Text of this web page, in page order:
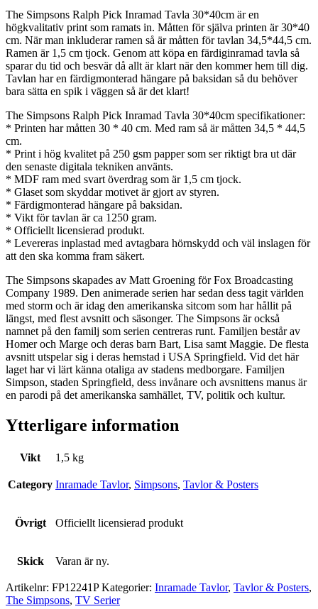
The Simpsons Ralph Pick Inramad Tavla 30*40cm är en
högkvalitativ print som ramats in. Måtten för själva printen är 30*40
cm. När man inkluderar ramen så är måtten för tavlan 34,5*44,5 cm.
Ramen är 1,5 cm tjock. Genom att köpa en färdiginramad tavla så
sparar du tid och besvär då allt är klart när den kommer hem till dig.
Tavlan har en färdigmonterad hängare på baksidan så du behöver
bara sätta en spik i väggen så är det klart!
The Simpsons Ralph Pick Inramad Tavla 30*40cm specifikationer:
* Printen har måtten 30 * 40 cm. Med ram så är måtten 34,5 * 44,5
cm.
* Print i hög kvalitet på 250 gsm papper som ser riktigt bra ut där
den senaste digitala tekniken använts.
* MDF ram med svart överdrag som är 1,5 cm tjock.
* Glaset som skyddar motivet är gjort av styren.
* Färdigmonterad hängare på baksidan.
* Vikt för tavlan är ca 1250 gram.
* Officiellt licensierad produkt.
* Levereras inplastad med avtagbara hörnskydd och väl inslagen för
att den ska komma fram säkert.
The Simpsons skapades av Matt Groening för Fox Broadcasting
Company 1989. Den animerade serien har sedan dess tagit världen
med storm och är idag den amerikanska sitcom som har hållit på
längst, med flest avsnitt och säsonger. The Simpsons är också
namnet på den familj som serien centreras runt. Familjen består av
Homer och Marge och deras barn Bart, Lisa samt Maggie. De flesta
avsnitt utspelar sig i deras hemstad i USA Springfield. Vid det här
laget har vi lärt känna otaliga av stadens medborgare. Familjen
Simpson, staden Springfield, dess invånare och avsnittens manus är
en parodi på det amerikanska samhället, TV, politik och kultur.
Ytterligare information
Vikt 1,5 kg
Category Inramade Tavlor, Simpsons, Tavlor & Posters
Övrigt Officiellt licensierad produkt
Skick Varan är ny.
Artikelnr: FP12241P Kategorier: Inramade Tavlor, Tavlor & Posters,
The Simpsons, TV Serier